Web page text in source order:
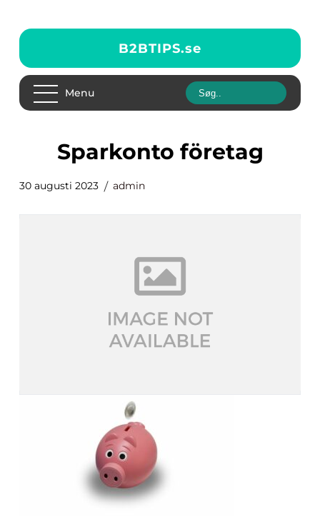
B2BTIPS.se
Menu
sparkonto företag
30 augusti 2023 admin